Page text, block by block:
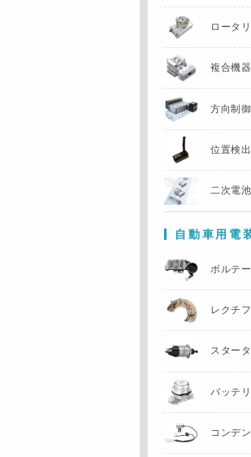
ロータ
複合機器
方向制
位置検
二次電
自動車用電
ボルテ
レクチ
スター
バッテ
コンデ